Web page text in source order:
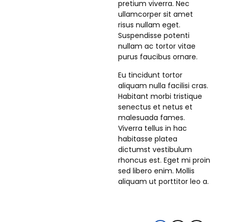
pretium viverra. Nec
ullamcorper sit amet
risus nullam eget.
Suspendisse potenti
nullam ac tortor vitae
purus faucibus ornare.
Eu tincidunt tortor
aliquam nulla facilisi cras.
Habitant morbi tristique
senectus et netus et
malesuada fames.
Viverra tellus in hac
habitasse platea
dictumst vestibulum
rhoncus est. Eget mi proin
sed libero enim. Mollis
aliquam ut porttitor leo a.